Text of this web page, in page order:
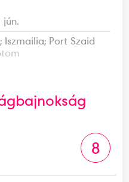
jún.
Iszmailia; Port Szaid
8